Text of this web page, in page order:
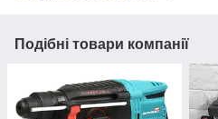
Подібні товари компанії